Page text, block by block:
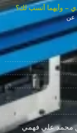
– وأيهما أنسب لك؟
عن
علي فهمي